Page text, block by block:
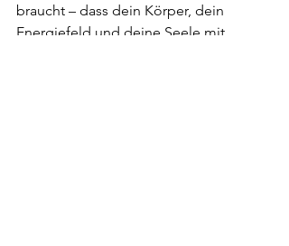
braucht – dass dein Körper, dein
Energiefeld und deine Seele mit